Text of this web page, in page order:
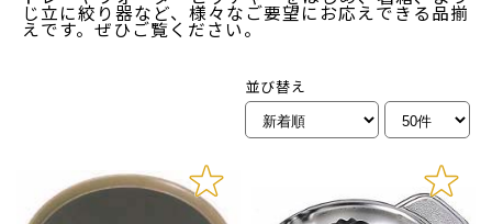
じ立に絞り器など、様々なご要望にお応えできる品揃
えです。ぜひご覧ください。
並び替え